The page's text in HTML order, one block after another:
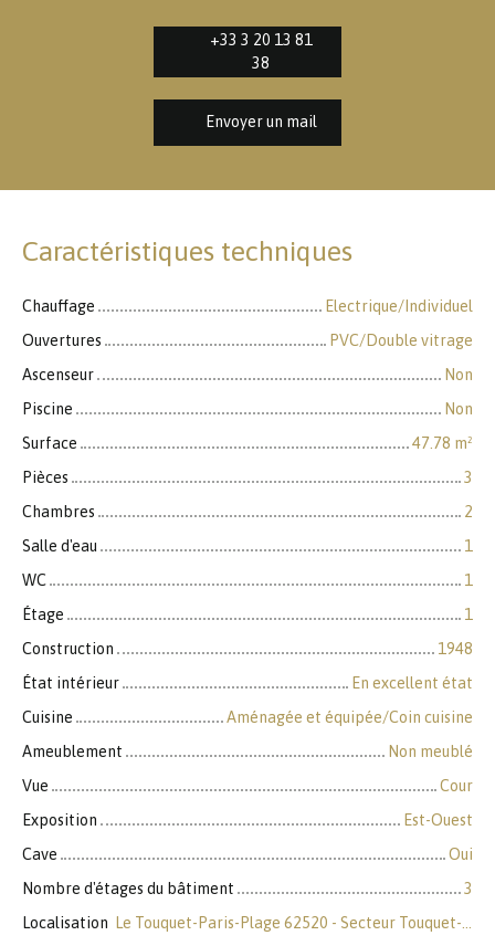
+33 3 20 13 81
38
Envoyer un mail
Caractéristiques techniques
Chauffage
Electrique/Individuel
Ouvertures
PVC/Double vitrage
Ascenseur
Non
Piscine
Non
Surface
47.78 m²
Pièces
3
Chambres
2
Salle d'eau
1
WC
1
Étage
1
Construction
1948
État intérieur
En excellent état
Cuisine
Aménagée et équipée/Coin cuisine
Ameublement
Non meublé
Vue
Cour
Exposition
Est-Ouest
Cave
Oui
Nombre d'étages du bâtiment
3
Localisation